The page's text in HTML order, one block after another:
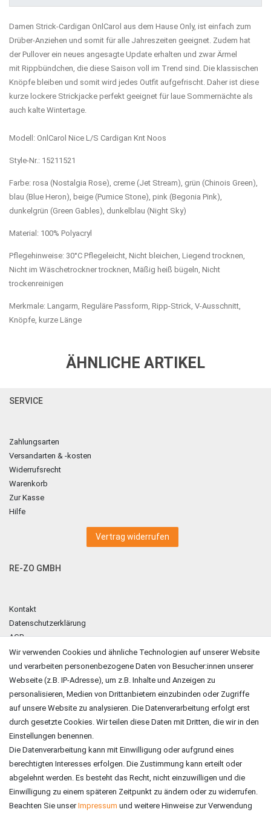
Damen Strick-Cardigan OnlCarol aus dem Hause Only, ist einfach zum
Drüber-Anziehen und somit für alle Jahreszeiten geeignet. Zudem hat
der Pullover ein neues angesagte Update erhalten und zwar Ärmel
mit Rippbündchen, die diese Saison voll im Trend sind. Die klassischen
Knöpfe bleiben und somit wird jedes Outfit aufgefrischt. Daher ist diese
kurze lockere Strickjacke perfekt geeignet für laue Sommernächte als
auch kalte Wintertage.
Modell: OnlCarol Nice L/S Cardigan Knt Noos
Style-Nr.: 15211521
Farbe: rosa (Nostalgia Rose), creme (Jet Stream), grün (Chinois Green),
blau (Blue Heron), beige (Pumice Stone), pink (Begonia Pink),
dunkelgrün (Green Gables), dunkelblau (Night Sky)
Material: 100% Polyacryl
Pflegehinweise: 30°C Pflegeleicht, Nicht bleichen, Liegend trocknen,
Nicht im Wäschetrockner trocknen, Mäßig heiß bügeln, Nicht
trockenreinigen
Merkmale: Langarm, Reguläre Passform, Ripp-Strick, V-Ausschnitt,
Knöpfe, kurze Länge
ÄHNLICHE ARTIKEL
SERVICE
Zahlungsarten
Versandarten & -kosten
Widerrufsrecht
Warenkorb
Zur Kasse
Hilfe
Vertrag widerrufen
RE-ZO GMBH
Kontakt
Datenschutzerklärung
AGB
Impressum
ZAHLUNGSARTEN
Wir verwenden Cookies und ähnliche Technologien auf unserer Website
und verarbeiten personenbezogene Daten von Besucher:innen unserer
Webseite (z.B. IP-Adresse), um z.B. Inhalte und Anzeigen zu
personalisieren, Medien von Drittanbietern einzubinden oder Zugriffe
auf unsere Website zu analysieren. Die Datenverarbeitung erfolgt erst
durch gesetzte Cookies. Wir teilen diese Daten mit Dritten, die wir in den
Einstellungen benennen.
Die Datenverarbeitung kann mit Einwilligung oder aufgrund eines
berechtigten Interesses erfolgen. Die Zustimmung kann erteilt oder
abgelehnt werden. Es besteht das Recht, nicht einzuwilligen und die
Einwilligung zu einem späteren Zeitpunkt zu ändern oder zu widerrufen.
Beachten Sie unserImpressum und weitere Hinweise zur Verwendung